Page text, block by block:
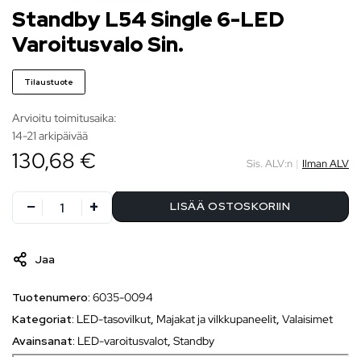
Standby L54 Single 6-LED
Varoitusvalo Sin.
Tilaustuote
Arvioitu toimitusaika:
14-21 arkipäivää
130,68 € Sis. ALV:n | Ilman ALV
LISÄÄ OSTOSKORIIN
Jaa
Tuotenumero: 6035-0094
Kategoriat: LED-tasovilkut, Majakat ja vilkkupaneelit, Valaisimet
Avainsanat: LED-varoitusvalot, Standby